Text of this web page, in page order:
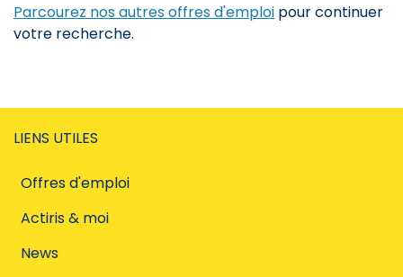
Parcourez nos autres offres d'emploi pour continuer
votre recherche.
LIENS UTILES
Offres d'emploi
Actiris & moi
News